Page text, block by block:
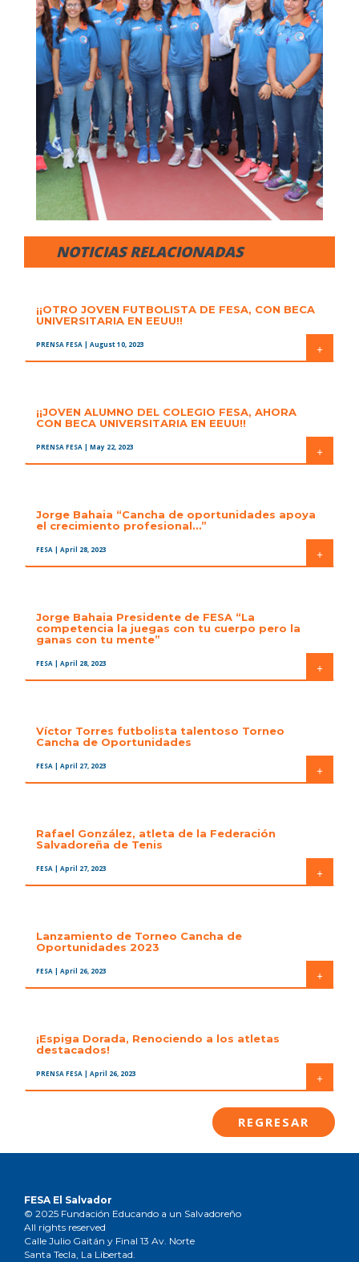
NOTICIAS RELACIONADAS
¡¡OTRO JOVEN FUTBOLISTA DE FESA, CON BECA
UNIVERSITARIA EN EEUU!!
PRENSA FESA | August 10, 2023 +
¡¡JOVEN ALUMNO DEL COLEGIO FESA, AHORA
CON BECA UNIVERSITARIA EN EEUU!!
PRENSA FESA | May 22, 2023 +
Jorge Bahaia “Cancha de oportunidades apoya
el crecimiento profesional…”
FESA | April 28, 2023 +
Jorge Bahaia Presidente de FESA “La
competencia la juegas con tu cuerpo pero la
ganas con tu mente”
FESA | April 28, 2023 +
Víctor Torres futbolista talentoso Torneo
Cancha de Oportunidades
FESA | April 27, 2023 +
Rafael González, atleta de la Federación
Salvadoreña de Tenis
FESA | April 27, 2023 +
Lanzamiento de Torneo Cancha de
Oportunidades 2023
FESA | April 26, 2023 +
¡Espiga Dorada, Renociendo a los atletas
destacados!
PRENSA FESA | April 26, 2023 +
REGRESAR
FESA El Salvador
© 2025 Fundación Educando a un Salvadoreño
All rights reserved
Calle Julio Gaitán y Final 13 Av. Norte
Santa Tecla, La Libertad.